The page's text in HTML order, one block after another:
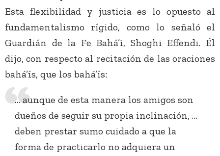
Esta flexibilidad y justicia es lo opuesto al
fundamentalismo rígido, como lo señaló el
Guardián de la Fe Bahá’í, Shoghi Effendi. Él
dijo, con respecto al recitación de las oraciones
bahá’ís, que los bahá’ís:
… aunque de esta manera los amigos son
dueños de seguir su propia inclinación, …
deben prestar sumo cuidado a que la
forma de practicarlo no adquiera un